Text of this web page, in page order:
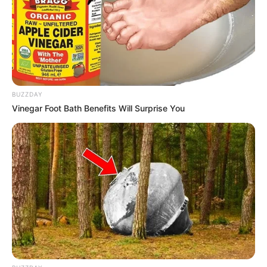
Saber os principais materiais e ferramentas
utilizados nessa e em qualquer outra técnica
artesanal é extremamente importante. É através
dessas informações que você dar os próximos
BUZZDAY
Vinegar Foot Bath Benefits Will Surprise You